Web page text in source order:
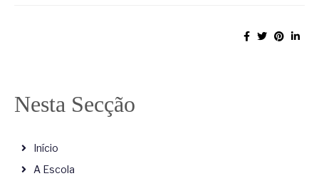
Nesta Secção
Início
A Escola